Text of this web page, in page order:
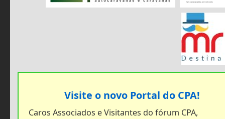
Visite o novo Portal do CPA!
Caros Associados e Visitantes do fórum CPA,